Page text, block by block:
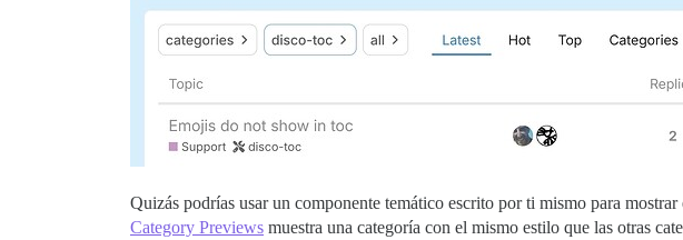
Quizás podrías usar un componente temático escrito por ti mismo para
Category Previews muestra una categoría con el mismo estilo que las otras